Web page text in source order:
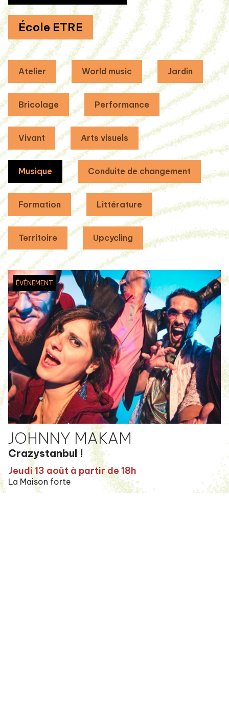
École ETRE
Atelier World music Jardin
Bricolage Performance
Vivant Arts visuels
Musique Conduite de changement
Formation Littérature
Territoire Upcycling
ÉVÉNEMENT
JOHNNY MAKAM
Crazystanbul !
Jeudi 13 août à partir de 18h
La Maison forte